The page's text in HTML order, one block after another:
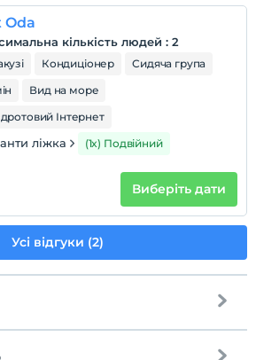
заборонено перебувати в
Oda
кількість людей : 2
Кондиціонер
Сидяча група
Вид на море
Інтернет
ліжка (1x) Подвійний
Виберіть дати
Усі відгуки (2)